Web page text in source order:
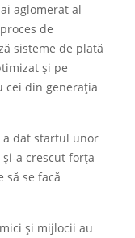
aglomerat al
de
sisteme de plată
și pe
cei din generația
a dat startul unor
a crescut forța
să se facă
și mijlocii au